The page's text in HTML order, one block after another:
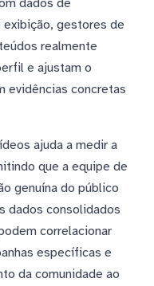
dados de
gestores de
realmente
e ajustam o
evidências concretas
ajuda a medir a
que a equipe de
genuína do público
dados consolidados
correlacionar
específicas e
da comunidade ao